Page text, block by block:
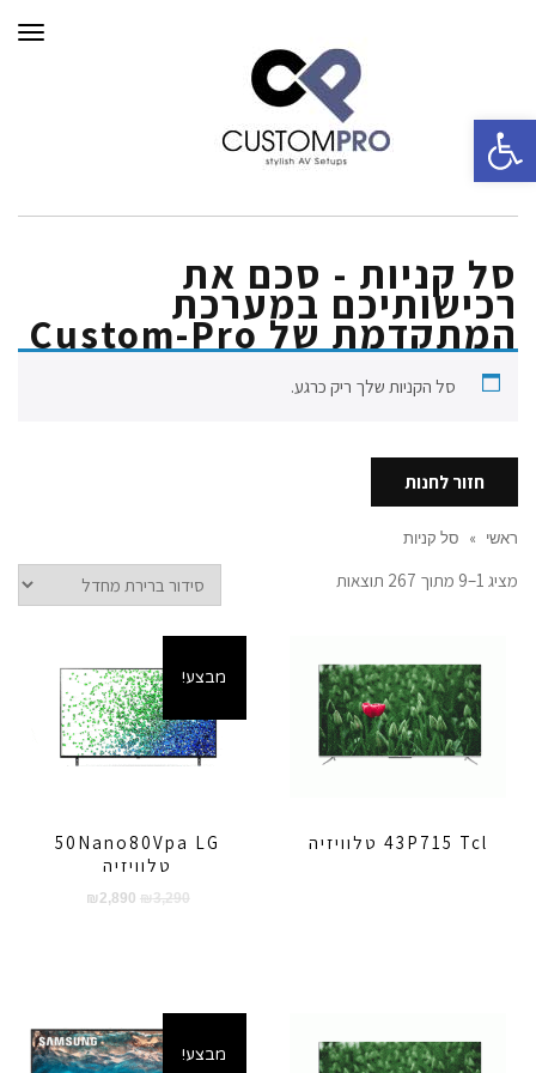
סל קניות - סכם את
רכישותיכם במערכת
המתקדמת של Custom-Pro
סל הקניות שלך ריק כרגע.
חזור לחנות
ראשי » סל קניות
מציג 1–9 מתוך 267 תוצאות
43P715 Tcl טלוויזיה
מבצע!
50Nano80Vpa LG
טלוויזיה
₪3,290
המחיר₪ 2,890
מבצע!
פתח סרגל נגישות